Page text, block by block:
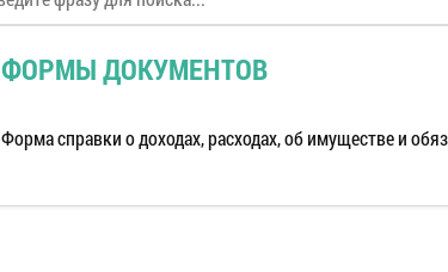
ФОРМЫ ДОКУМЕНТОВ
Форма справки о доходах, расходах, об имуществе и